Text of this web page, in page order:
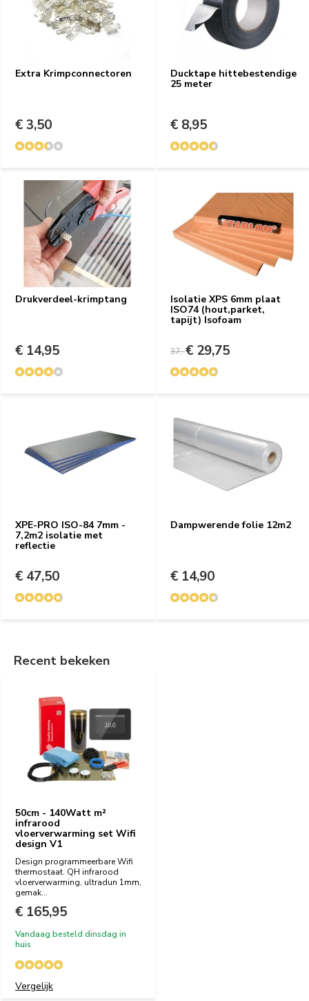
Extra Krimpconnectoren
€ 3,50
Ducktape hittebestendige
25 meter
€ 8,95
Drukverdeel-krimptang
€ 14,95
Isolatie XPS 6mm plaat
ISO74 (hout,parket,
tapijt) Isofoam
37,-€ 29,75
XPE-PRO ISO-84 7mm -
7,2m2 isolatie met
reflectie
€ 47,50
Dampwerende folie 12m2
€ 14,90
Recent bekeken
50cm - 140Watt m²
infrarood
vloerverwarming set Wifi
design V1
Design programmeerbare Wifi
thermostaat. QH infrarood
vloerverwarming, ultradun 1mm,
gemak...
€ 165,95
Vandaag besteld dinsdag in
huis
Vergelijk